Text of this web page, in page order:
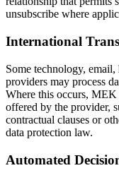
unsubscribe where
International
Some technology,
providers may process
Where this occurs,
offered by the provider,
contractual clauses or
data protection law.
Automated